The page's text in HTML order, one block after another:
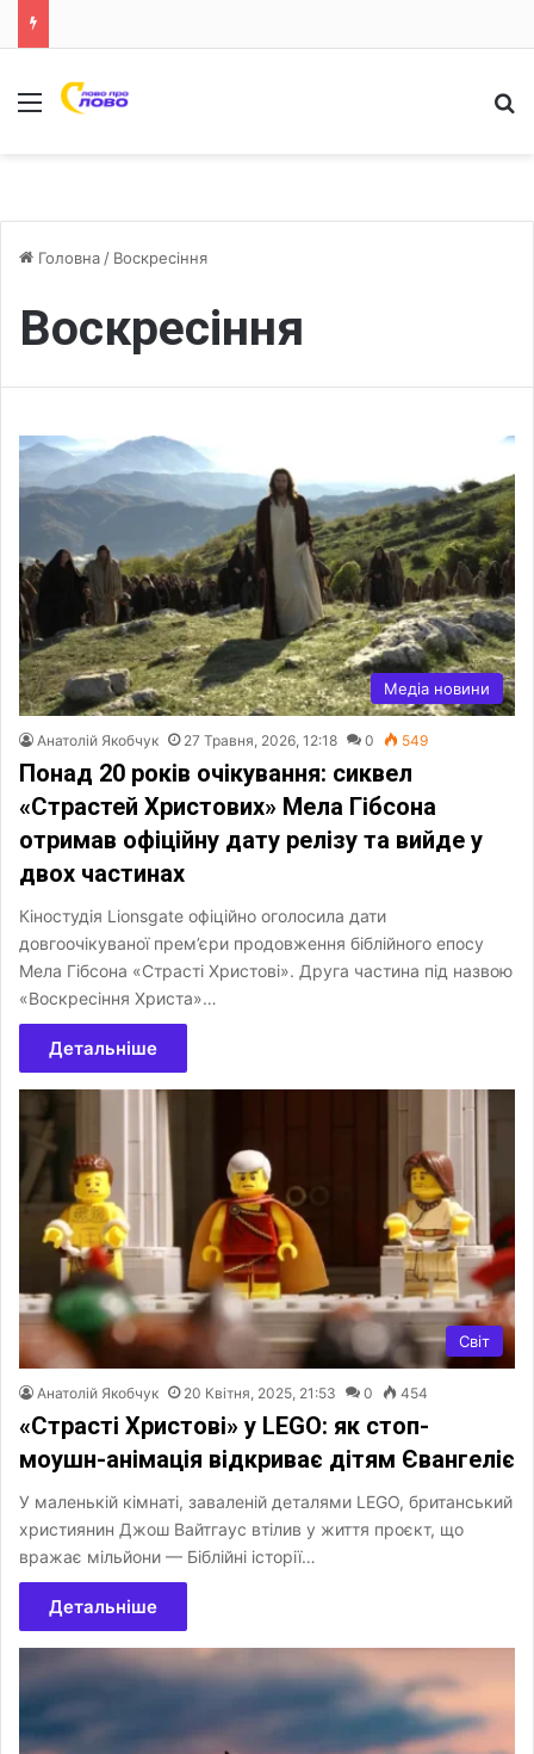
Меню
Головна / Воскресіння
Воскресіння
Медіа новини
Анатолій Якобчук 27 Травня, 2026, 12:18 0 549
Понад 20 років очікування: сиквел
«Страстей Христових» Мела Гібсона
отримав офіційну дату релізу та вийде у
двох частинах
Кіностудія Lionsgate офіційно оголосила дати
довгоочікуваної прем’єри продовження біблійного епосу
Мела Гібсона «Страсті Христові». Друга частина під назвою
«Воскресіння Христа»…
Детальніше
Світ
Анатолій Якобчук 20 Квітня, 2025, 21:53 0 454
«Страсті Христові» у LEGO: як стоп-
моушн-анімація відкриває дітям Євангеліє
У маленькій кімнаті, заваленій деталями LEGO, британський
християнин Джош Вайтгаус втілив у життя проєкт, що
вражає мільйони — Біблійні історії…
Детальніше